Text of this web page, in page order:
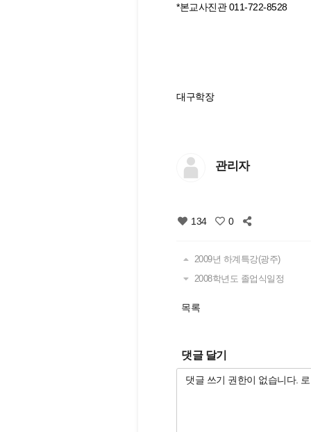
*본교사진관 011-722-8528
대구학장
관리자
134 0
2009년 하계특강(광주)
2008학년도 졸업식일정
목록
댓글 달기